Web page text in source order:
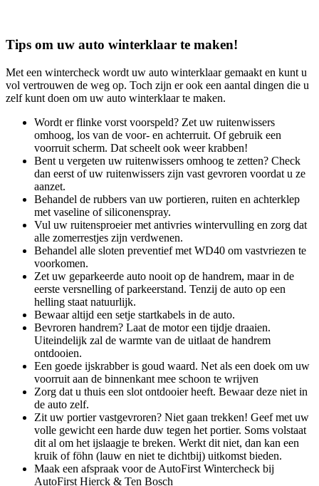
Tips om uw auto winterklaar te maken!
Met een wintercheck wordt uw auto winterklaar gemaakt en kunt u
vol vertrouwen de weg op. Toch zijn er ook een aantal dingen die u
zelf kunt doen om uw auto winterklaar te maken.
Wordt er flinke vorst voorspeld? Zet uw ruitenwissers
omhoog, los van de voor- en achterruit. Of gebruik een
voorruit scherm. Dat scheelt ook weer krabben!
Bent u vergeten uw ruitenwissers omhoog te zetten? Check
dan eerst of uw ruitenwissers zijn vast gevroren voordat u ze
aanzet.
Behandel de rubbers van uw portieren, ruiten en achterklep
met vaseline of siliconenspray.
Vul uw ruitensproeier met antivries wintervulling en zorg dat
alle zomerrestjes zijn verdwenen.
Behandel alle sloten preventief met WD40 om vastvriezen te
voorkomen.
Zet uw geparkeerde auto nooit op de handrem, maar in de
eerste versnelling of parkeerstand. Tenzij de auto op een
helling staat natuurlijk.
Bewaar altijd een setje startkabels in de auto.
Bevroren handrem? Laat de motor een tijdje draaien.
Uiteindelijk zal de warmte van de uitlaat de handrem
ontdooien.
Een goede ijskrabber is goud waard. Net als een doek om uw
voorruit aan de binnenkant mee schoon te wrijven
Zorg dat u thuis een slot ontdooier heeft. Bewaar deze niet in
de auto zelf.
Zit uw portier vastgevroren? Niet gaan trekken! Geef met uw
volle gewicht een harde duw tegen het portier. Soms volstaat
dit al om het ijslaagje te breken. Werkt dit niet, dan kan een
kruik of föhn (lauw en niet te dichtbij) uitkomst bieden.
Maak een afspraak voor de AutoFirst Wintercheck bij
AutoFirst Hierck & Ten Bosch